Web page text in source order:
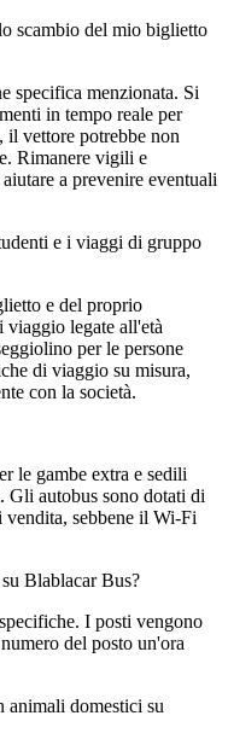
scambio del mio biglietto
specifica menzionata. Si
in tempo reale per
vettore potrebbe non
Rimanere vigili e
a prevenire eventuali
e i viaggi di gruppo
e del proprio
viaggio legate all'età
per le persone
di viaggio su misura,
con la società.
le gambe extra e sedili
autobus sono dotati di
sebbene il Wi-Fi
Blablacar Bus?
I posti vengono
del posto un'ora
animali domestici su